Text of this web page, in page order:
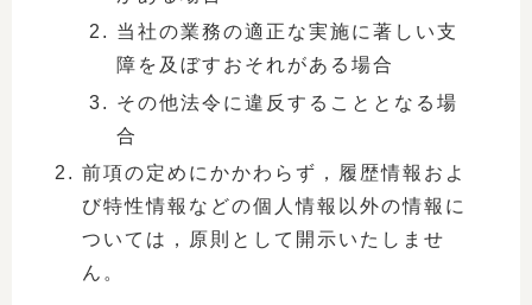
当社の業務の適正な実施に著しい支
障を及ぼすおそれがある場合
その他法令に違反することとなる場
合
前項の定めにかかわらず，履歴情報およ
び特性情報などの個人情報以外の情報に
ついては，原則として開示いたしませ
ん。